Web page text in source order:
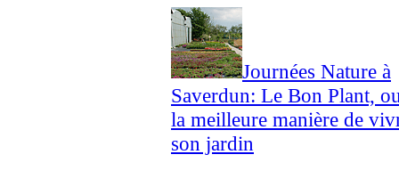
Journées Nature à
Saverdun: Le Bon Plant,
la meilleure manière de
son jardin